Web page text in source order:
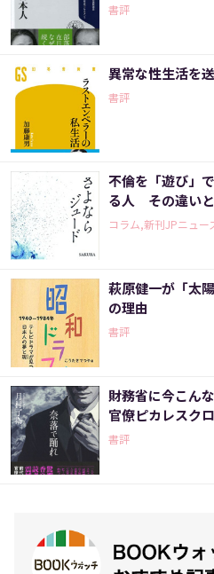
書評
異常な性生活を
書評
不倫を「遊び」
る人 その違い
コラム,新刊JPニュー
萩原健一が「太
の理由
書評
財務省に今こん
官僚ピカレスク
書評